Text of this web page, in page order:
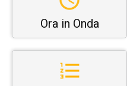
Ora in Onda